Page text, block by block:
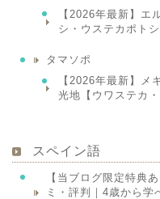
【2026年最新】エ
シ・ウステカポト
タマソポ
【2026年最新】メ
光地【ウワステカ
スペイン語
【当ブログ限定特典
ミ・評判｜4歳から学